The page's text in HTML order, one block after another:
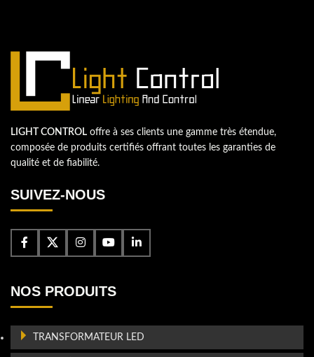
LIGHT CONTROL offre à ses clients une gamme très étendue,
composée de produits certifiés offrant toutes les garanties de
qualité et de fiabilité.
SUIVEZ-NOUS
NOS PRODUITS
TRANSFORMATEUR LED